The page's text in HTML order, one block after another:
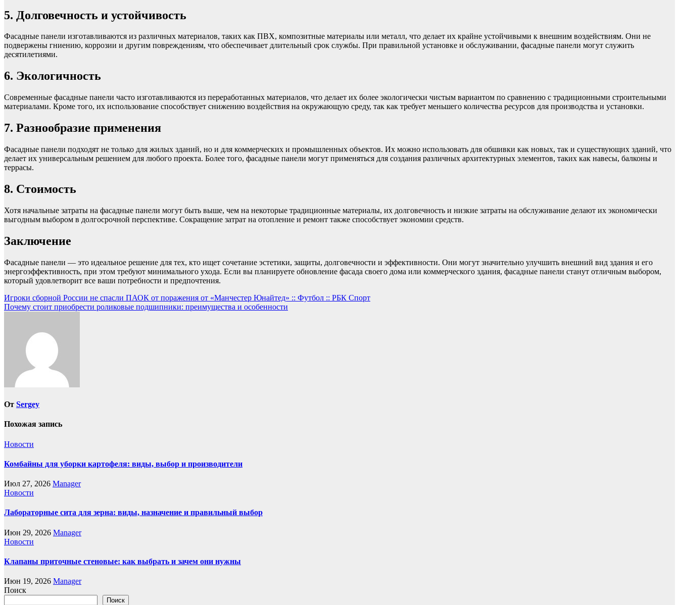
5. Долговечность и устойчивость
Фасадные панели изготавливаются из различных материалов, таких как ПВХ, композитные материалы или металл, что делает их крайне устойчивыми к внешним воздействиям. Они не
подвержены гниению, коррозии и другим повреждениям, что обеспечивает длительный срок службы. При правильной установке и обслуживании, фасадные панели могут служить
десятилетиями.
6. Экологичность
Современные фасадные панели часто изготавливаются из переработанных материалов, что делает их более экологически чистым вариантом по сравнению с традиционными строительными
материалами. Кроме того, их использование способствует снижению воздействия на окружающую среду, так как требует меньшего количества ресурсов для производства и установки.
7. Разнообразие применения
Фасадные панели подходят не только для жилых зданий, но и для коммерческих и промышленных объектов. Их можно использовать для обшивки как новых, так и существующих зданий, что
делает их универсальным решением для любого проекта. Более того, фасадные панели могут применяться для создания различных архитектурных элементов, таких как навесы, балконы и
террасы.
8. Стоимость
Хотя начальные затраты на фасадные панели могут быть выше, чем на некоторые традиционные материалы, их долговечность и низкие затраты на обслуживание делают их экономически
выгодным выбором в долгосрочной перспективе. Сокращение затрат на отопление и ремонт также способствует экономии средств.
Заключение
Фасадные панели — это идеальное решение для тех, кто ищет сочетание эстетики, защиты, долговечности и эффективности. Они могут значительно улучшить внешний вид здания и его
энергоэффективность, при этом требуют минимального ухода. Если вы планируете обновление фасада своего дома или коммерческого здания, фасадные панели станут отличным выбором,
который удовлетворит все ваши потребности и предпочтения.
Навигация
по
Игроки сборной России не спасли ПАОК от поражения от «Манчестер Юнайтед» :: Футбол :: РБК Спорт
Почему стоит приобрести роликовые подшипники: преимущества и особенности
От Sergey
Похожая запись
Новости
Комбайны для уборки картофеля: виды, выбор и производители
Июл 27, 2026 Manager
Новости
Лабораторные сита для зерна: виды, назначение и правильный выбор
Июн 29, 2026 Manager
Новости
Клапаны приточные стеновые: как выбрать и зачем они нужны
Июн 19, 2026 Manager
Поиск
Поиск